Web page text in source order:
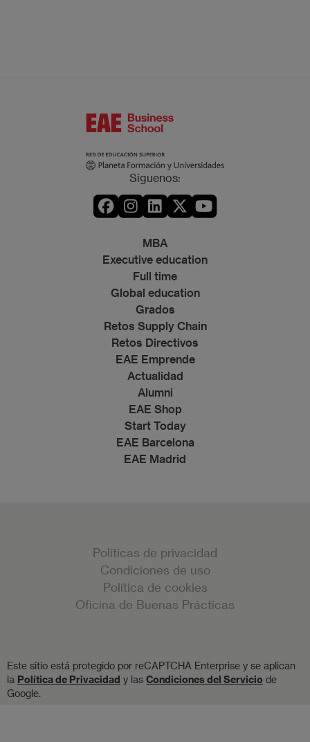
Síguenos:
MBA
Executive education
Full time
Global education
Grados
Retos Supply Chain
Retos Directivos
EAE Emprende
Actualidad
Alumni
EAE Shop
Start Today
EAE Barcelona
EAE Madrid
Políticas de privacidad
Condiciones de uso
Política de cookies
Oficina de Buenas Prácticas
Este sitio está protegido por reCAPTCHA Enterprise y se aplican
la Política de Privacidad y las Condiciones del Servicio de
Google.